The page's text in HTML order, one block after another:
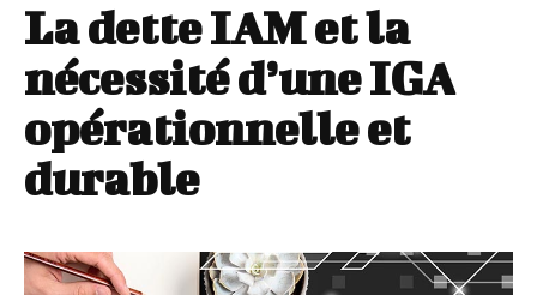
La dette IAM et la
nécessité d’une IGA
opérationnelle et
durable